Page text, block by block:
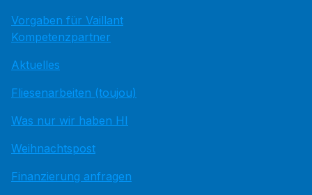
Vorgaben für Vaillant
Kompetenzpartner
Aktuelles
Fliesenarbeiten (toujou)
Was nur wir haben HI
Weihnachtspost
Finanzierung anfragen